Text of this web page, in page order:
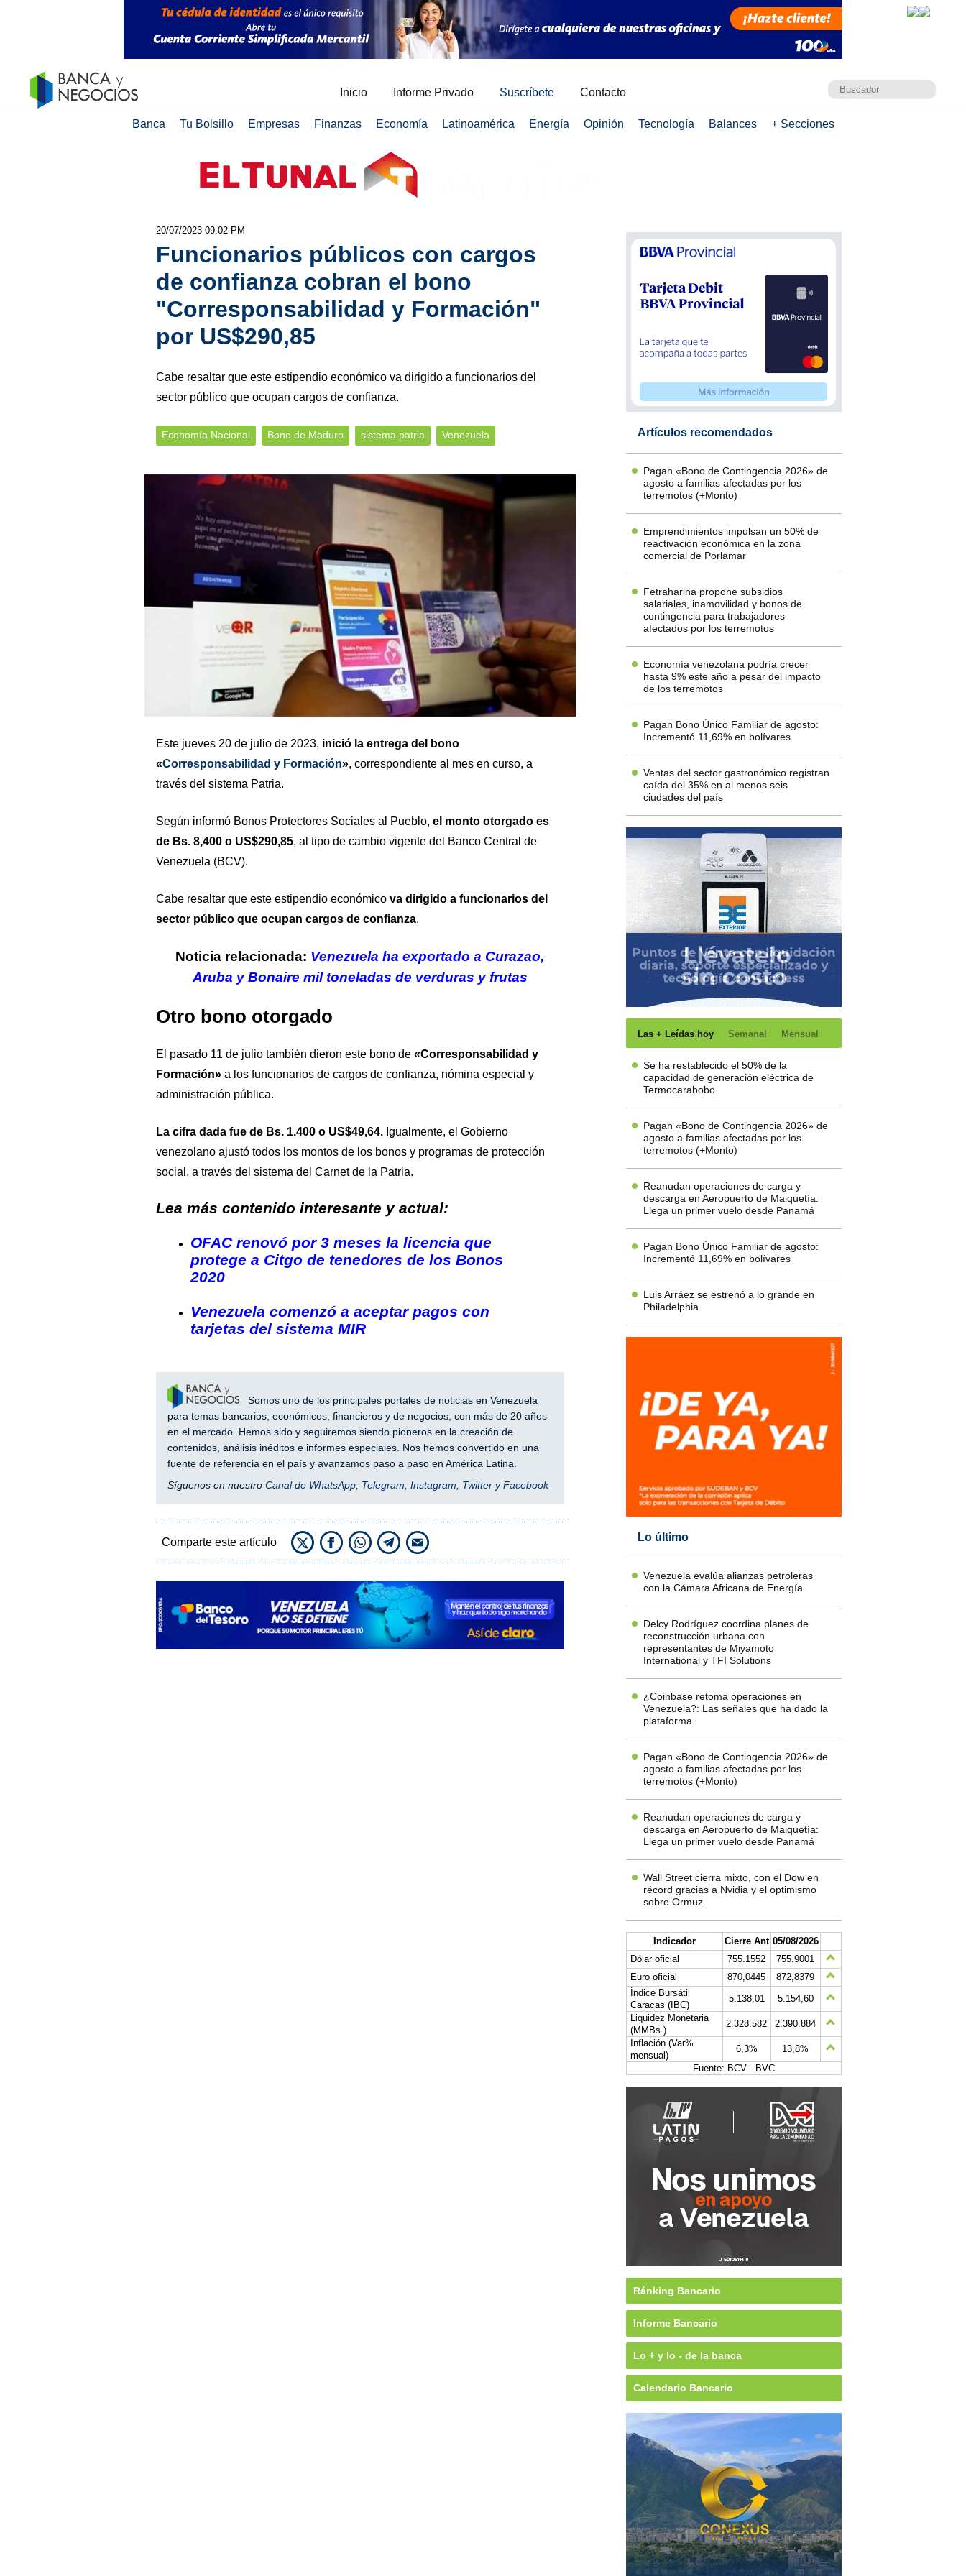
Inicio Informe Privado Suscríbete Contacto
Banca Tu Bolsillo Empresas Finanzas Economía Latinoamérica Energía Opinión Tecnología Balances + Secciones
20/07/2023 09:02 PM
Funcionarios públicos con cargos
de confianza cobran el bono
"Corresponsabilidad y Formación"
por US$290,85
Cabe resaltar que este estipendio económico va dirigido a funcionarios del
sector público que ocupan cargos de confianza.
Economía Nacional Bono de Maduro sistema patria Venezuela
Este jueves 20 de julio de 2023, inició la entrega del bono
«Corresponsabilidad y Formación», correspondiente al mes en curso, a
través del sistema Patria.
Según informó Bonos Protectores Sociales al Pueblo, el monto otorgado es
de Bs. 8,400 o US$290,85, al tipo de cambio vigente del Banco Central de
Venezuela (BCV).
Cabe resaltar que este estipendio económico va dirigido a funcionarios del
sector público que ocupan cargos de confianza.
Noticia relacionada: Venezuela ha exportado a Curazao,
Aruba y Bonaire mil toneladas de verduras y frutas
Otro bono otorgado
El pasado 11 de julio también dieron este bono de«Corresponsabilidad y
Formación» a los funcionarios de cargos de confianza, nómina especial y
administración pública.
La cifra dada fue de Bs. 1.400 o US$49,64.Igualmente, el Gobierno
venezolano ajustó todos los montos de los bonos y programas de protección
social, a través del sistema del Carnet de la Patria.
Lea más contenido interesante y actual:
OFAC renovó por 3 meses la licencia que
protege a Citgo de tenedores de los Bonos
2020
Venezuela comenzó a aceptar pagos con
tarjetas del sistema MIR
Somos uno de los principales portales de noticias en Venezuela
para temas bancarios, económicos, financieros y de negocios, con más de 20 años
en el mercado. Hemos sido y seguiremos siendo pioneros en la creación de
contenidos, análisis inéditos e informes especiales. Nos hemos convertido en una
fuente de referencia en el país y avanzamos paso a paso en América Latina.
Síguenos en nuestro Canal de WhatsApp, Telegram, Instagram, TwitteryFacebook
Comparte este artículo
Artículos recomendados
Pagan «Bono de Contingencia 2026» de
agosto a familias afectadas por los
terremotos (+Monto)
Emprendimientos impulsan un 50% de
reactivación económica en la zona
comercial de Porlamar
Fetraharina propone subsidios
salariales, inamovilidad y bonos de
contingencia para trabajadores
afectados por los terremotos
Economía venezolana podría crecer
hasta 9% este año a pesar del impacto
de los terremotos
Pagan Bono Único Familiar de agosto:
Incrementó 11,69% en bolívares
Ventas del sector gastronómico registran
caída del 35% en al menos seis
ciudades del país
Las + Leídas hoy Semanal Mensual
Se ha restablecido el 50% de la
capacidad de generación eléctrica de
Termocarabobo
Pagan «Bono de Contingencia 2026» de
agosto a familias afectadas por los
terremotos (+Monto)
Reanudan operaciones de carga y
descarga en Aeropuerto de Maiquetía:
Llega un primer vuelo desde Panamá
Pagan Bono Único Familiar de agosto:
Incrementó 11,69% en bolívares
Luis Arráez se estrenó a lo grande en
Philadelphia
Lo último
Venezuela evalúa alianzas petroleras
con la Cámara Africana de Energía
Delcy Rodríguez coordina planes de
reconstrucción urbana con
representantes de Miyamoto
International y TFI Solutions
¿Coinbase retoma operaciones en
Venezuela?: Las señales que ha dado la
plataforma
Pagan «Bono de Contingencia 2026» de
agosto a familias afectadas por los
terremotos (+Monto)
Reanudan operaciones de carga y
descarga en Aeropuerto de Maiquetía:
Llega un primer vuelo desde Panamá
Wall Street cierra mixto, con el Dow en
récord gracias a Nvidia y el optimismo
sobre Ormuz
Indicador Cierre Ant 05/08/2026
Dólar oficial
755.1552
755.9001
Euro oficial
870,0445
872,8379
Índice Bursátil
Caracas (IBC)
5.138,01
5.154,60
Liquidez Monetaria
(MMBs.)
2.328.582
2.390.884
Inflación (Var%
mensual)
6,3%
13,8%
Fuente: BCV - BVC
Ránking Bancario
Informe Bancario
Lo + y lo - de la banca
Calendario Bancario